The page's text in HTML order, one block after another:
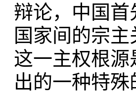
辩论，中国
国家间的宗
这一主权根
出的一种特